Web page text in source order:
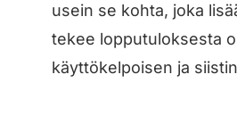
usein se kohta, joka
tekee lopputuloksesta
käyttökelpoisen ja